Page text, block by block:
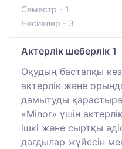
Семестр - 1
Несиелер - 3
Актерлік шеберлік 1
Оқудың бастапқы
актерлік және
дамытуды
«Мinor» үшін
ішкі және сыртқы
дағдылар жүйесін